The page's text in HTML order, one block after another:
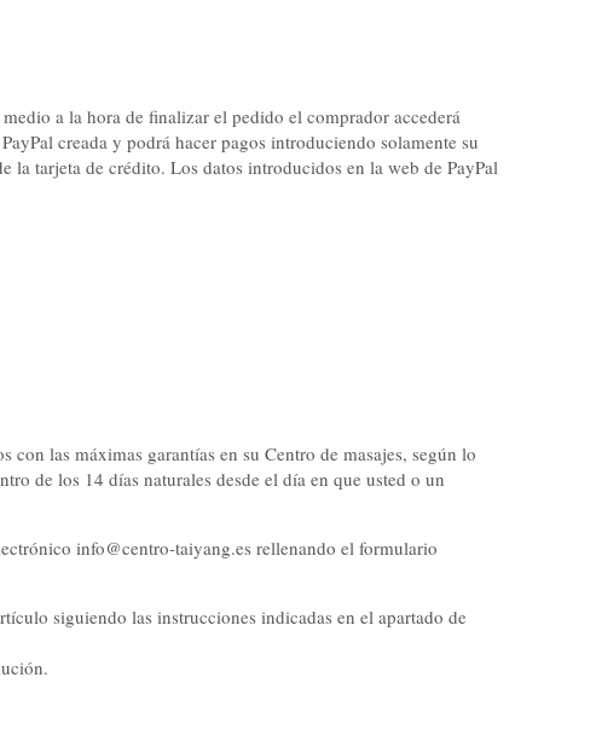
a la hora de finalizar el pedido el comprador accederá
creada y podrá hacer pagos introduciendo solamente su
la tarjeta de crédito. Los datos introducidos en la web de PayPal
con las máximas garantías en su Centro de masajes, según lo
de los 14 días naturales desde el día en que usted o un
info@centro-taiyang.es rellenando el formulario
siguiendo las instrucciones indicadas en el apartado de